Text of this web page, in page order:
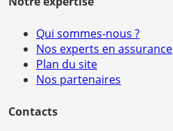
Qui sommes-nous ?
Nos experts en assurance
Plan du site
Nos partenaires
Contacts